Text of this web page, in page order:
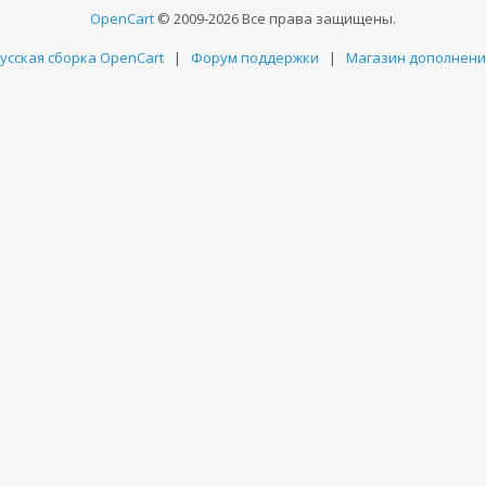
OpenCart © 2009-2026 Все права защищены.
сборка OpenCart | Форум поддержки | Магазин